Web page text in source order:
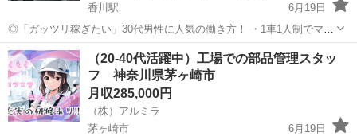
香川駅
6月19日
◎「ガッツリ稼ぎたい」30代男性に人気の働き方！ ・1車1人制でマイ
ペースに働ける ・歩合制＋賞与で月50万円以上も目指せる！ ・勤務時
間や休みの相談OK！プライベートも充実 🔶【この仕事、こんな方に
オススメです...
神奈川 茅ヶ崎市 香川駅 ドライバー 未経験
（20-40代活躍中）工場での部品管理スタッ
フ 神奈川県茅ヶ崎市
月収285,000円
（株）アルミラ
茅ヶ崎市
6月19日